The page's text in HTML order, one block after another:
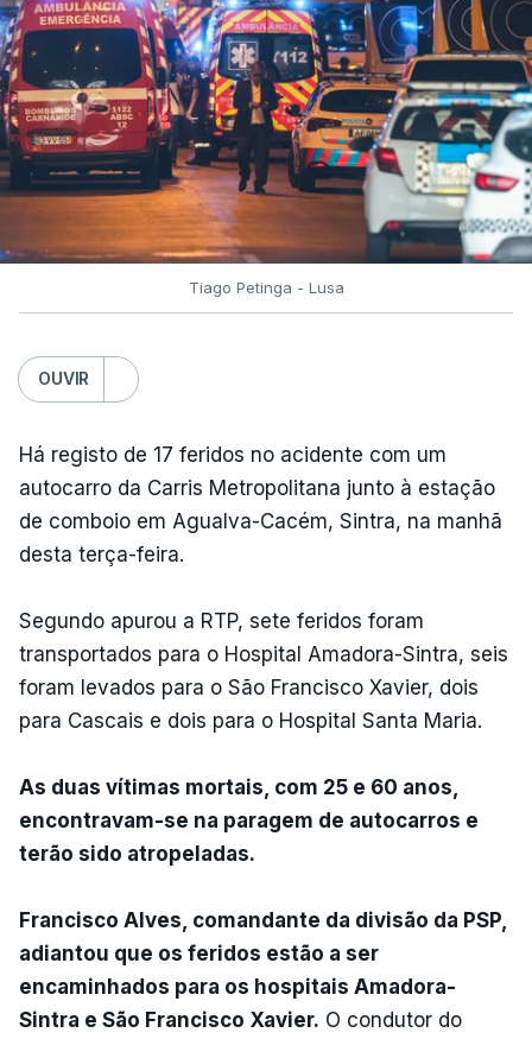
Tiago Petinga - Lusa
OUVIR
Há registo de 17 feridos no acidente com um
autocarro da Carris Metropolitana junto à estação
de comboio em Agualva-Cacém, Sintra, na manhã
desta terça-feira.
Segundo apurou a RTP, sete feridos foram
transportados para o Hospital Amadora-Sintra, seis
foram levados para o São Francisco Xavier, dois
para Cascais e dois para o Hospital Santa Maria.
As duas vítimas mortais, com 25 e 60 anos,
encontravam-se na paragem de autocarros e
terão sido atropeladas.
Francisco Alves, comandante da divisão da PSP,
adiantou que os feridos estão a ser
encaminhados para os hospitais Amadora-
Sintra e São Francisco Xavier. O condutor do